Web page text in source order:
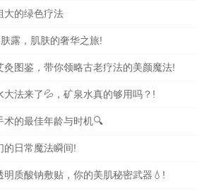
大的绿色疗法
露，肌肤的奢华之旅!
灸图鉴，带你领略古老疗法的美颜魔法!
大法来了💦，矿泉水真的够用吗？!
的最佳年龄与时机🔍
的日常魔法瞬间!
质酸钠敷贴，你的美肌秘密武器💧!